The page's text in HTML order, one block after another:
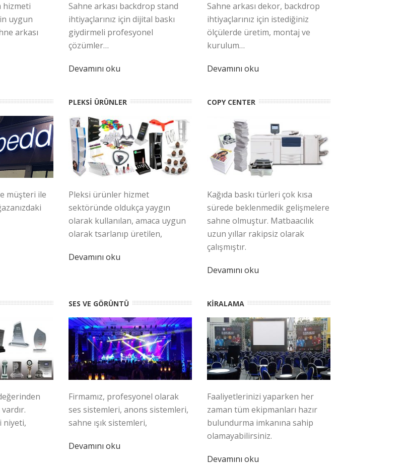
hizmeti
uygun
arkası
Sahne arkası backdrop stand
ihtiyaçlarınız için dijital baskı
giydirmeli profesyonel
çözümler…
Devamını oku
Sahne arkası dekor, backdrop
ihtiyaçlarınız için istediğiniz
ölçülerde üretim, montaj ve
kurulum…
Devamını oku
müşteri ile
PLEKSI ÜRÜNLER
Pleksi ürünler hizmet
sektöründe oldukça yaygın
olarak kullanılan, amaca uygun
olarak tsarlanıp üretilen,
Devamını oku
COPY CENTER
Kağıda baskı türleri çok kısa
sürede beklenmedik gelişmelere
sahne olmuştur. Matbaacılık
uzun yıllar rakipsiz olarak
çalışmıştır.
Devamını oku
niyeti,
SES VE GÖRÜNTÜ
Firmamız, profesyonel olarak
ses sistemleri, anons sistemleri,
sahne ışık sistemleri,
Devamını oku
KIRALAMA
Faaliyetlerinizi yaparken her
zaman tüm ekipmanları hazır
bulundurma imkanına sahip
olamayabilirsiniz.
Devamını oku